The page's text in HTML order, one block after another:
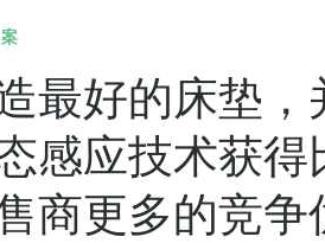
最好的床垫，
感应技术获得
商更多的竞争